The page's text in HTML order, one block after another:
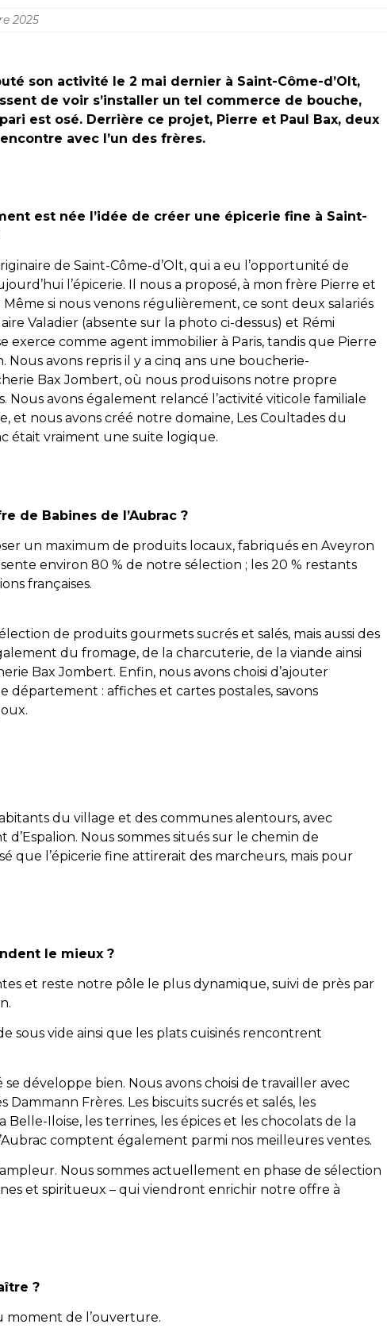
2025
son activité le 2 mai dernier à Saint-Côme-d’Olt,
de voir s’installer un tel commerce de bouche,
est osé. Derrière ce projet, Pierre et Paul Bax, deux
avec l’un des frères.
est née l’idée de créer une épicerie fine à Saint-
de Saint-Côme-d’Olt, qui a eu l’opportunité de
l’épicerie. Il nous a proposé, à mon frère Pierre et
si nous venons régulièrement, ce sont deux salariés
Valadier (absente sur la photo ci-dessus) et Rémi
exerce comme agent immobilier à Paris, tandis que Pierre
avons repris il y a cinq ans une boucherie-
Bax Jombert, où nous produisons notre propre
Nous avons également relancé l’activité viticole familiale
et nous avons créé notre domaine, Les Coultades du
était vraiment une suite logique.
de Babines de l’Aubrac ?
un maximum de produits locaux, fabriqués en Aveyron
environ 80 % de notre sélection ; les 20 % restants
françaises.
de produits gourmets sucrés et salés, mais aussi des
du fromage, de la charcuterie, de la viande ainsi
Bax Jombert. Enfin, nous avons choisi d’ajouter
département : affiches et cartes postales, savons
du village et des communes alentours, avec
Nous sommes situés sur le chemin de
que l’épicerie fine attirerait des marcheurs, mais pour
le mieux ?
et reste notre pôle le plus dynamique, suivi de près par
sous vide ainsi que les plats cuisinés rencontrent
développe bien. Nous avons choisi de travailler avec
Dammann Frères. Les biscuits sucrés et salés, les
Belle-Iloise, les terrines, les épices et les chocolats de la
comptent également parmi nos meilleures ventes.
Nous sommes actuellement en phase de sélection
et spiritueux – qui viendront enrichir notre offre à
?
moment de l’ouverture.